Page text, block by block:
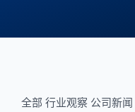
全部 行业观察 公司新闻